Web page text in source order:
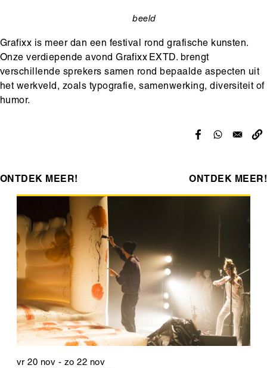
beeld
Grafixx is meer dan een festival rond grafische kunsten.
Onze verdiepende avond Grafixx EXTD. brengt
verschillende sprekers samen rond bepaalde aspecten uit
het werkveld, zoals typografie, samenwerking, diversiteit of
humor.
ONTDEK MEER! ONTDEK MEER!
vr 20 nov - zo 22 nov